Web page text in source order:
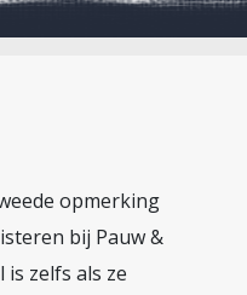
opmerking
bij Pauw &
zelfs als ze